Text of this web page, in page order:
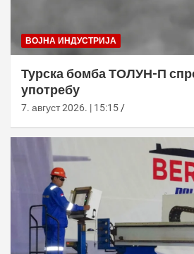
ВОЈНА ИНДУСТРИЈА
Турска бомба ТОЛУН-П
употребу
7. август 2026. | 15:15